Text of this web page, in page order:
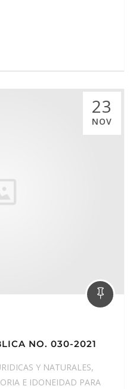
23
NOV
NO. 030-2021
Y NATURALES,
E IDONEIDAD PARA